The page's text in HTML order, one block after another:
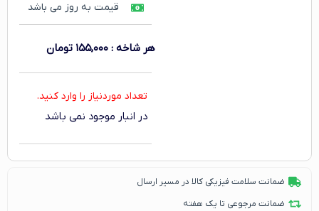
قیمت به روز می باشد
هر شاخه :۱۵۵,۰۰۰ تومان
تعداد موردنیاز را وارد کنید.
در انبار موجود نمی باشد
ضمانت سلامت فیزیکی کالا در مسیر ارسال
ضمانت مرجوعی تا یک هفته